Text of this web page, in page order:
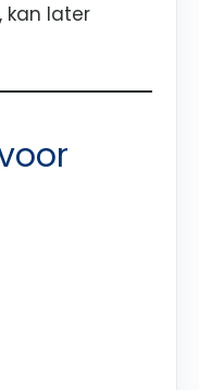
kan later